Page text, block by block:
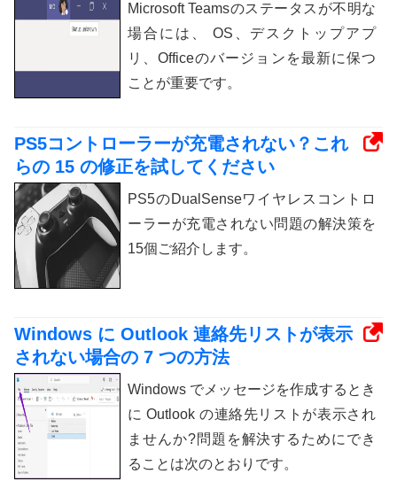
Microsoft Teamsのステータスが不明な
場合には、 OS、デスクトップアプ
リ、Officeのバージョンを最新に保つ
ことが重要です。
PS5コントローラーが充電されない？これ
らの 15 の修正を試してください
PS5のDualSenseワイヤレスコントロ
ーラーが充電されない問題の解決策を
15個ご紹介します。
Windows に Outlook 連絡先リストが表示
されない場合の 7 つの方法
Windows でメッセージを作成するとき
に Outlook の連絡先リストが表示され
ませんか?問題を解決するためにでき
ることは次のとおりです。